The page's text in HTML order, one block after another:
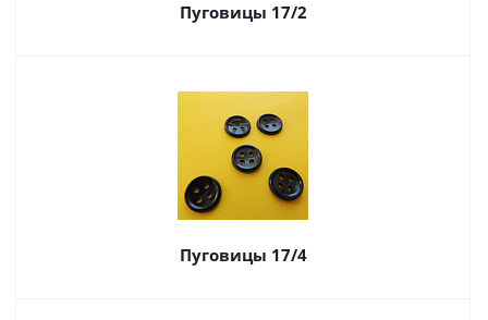
Пуговицы 17/2
Пуговицы 17/4